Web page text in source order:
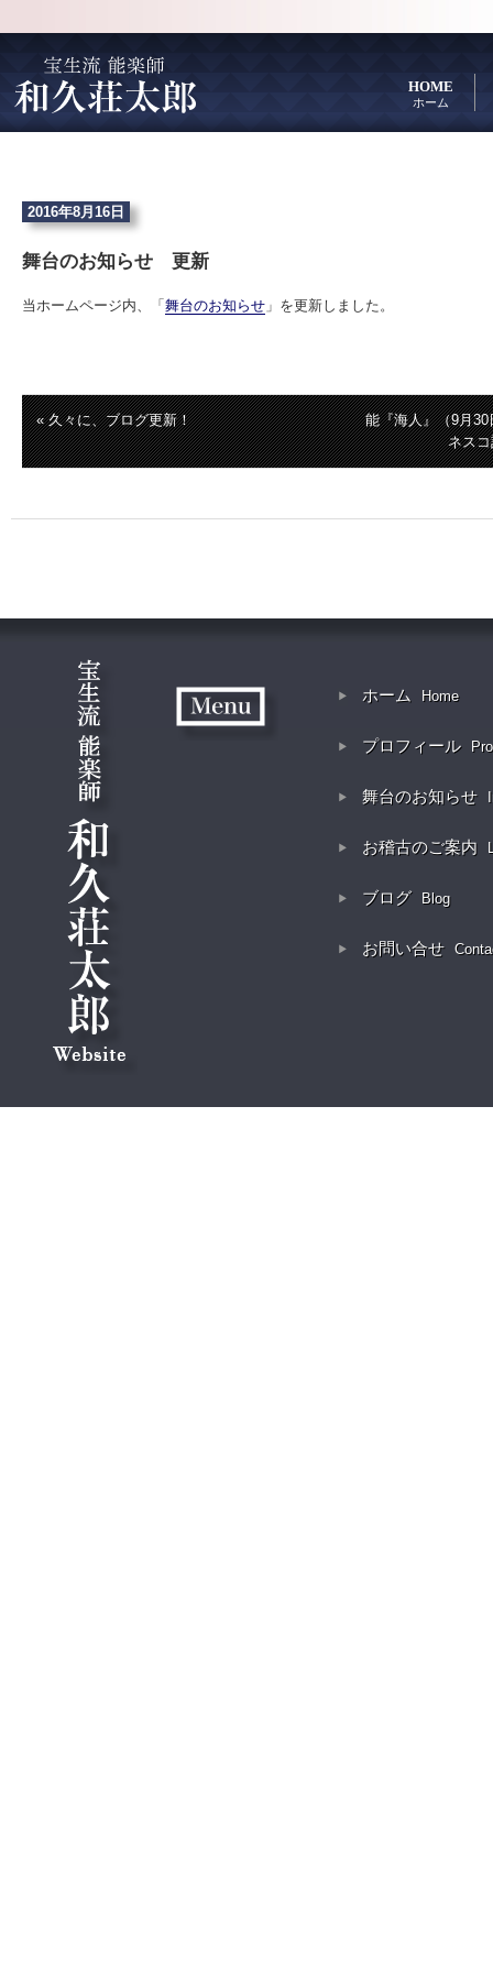
HOME
ホーム
2016年8月16日
舞台のお知らせ 更新
当ホームページ内、「 舞台のお知らせ 」を更新しました。
« 久々に、ブログ更新！
能『海人』（9月
ネス
ホーム Home
プロフィール
舞台のお知らせ
お稽古のご案内
ブログ Blog
お問い合せ